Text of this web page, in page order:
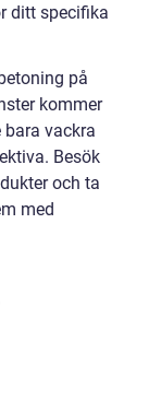
ditt specifika
på
kommer
vackra
Besök
och ta
med